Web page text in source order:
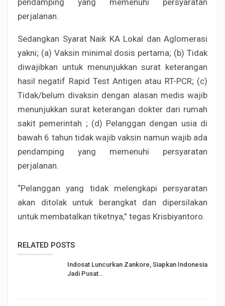
pendamping yang memenuhi persyaratan
perjalanan.
Sedangkan Syarat Naik KA Lokal dan Aglomerasi
yakni; (a) Vaksin minimal dosis pertama; (b) Tidak
diwajibkan untuk menunjukkan surat keterangan
hasil negatif Rapid Test Antigen atau RT-PCR; (c)
Tidak/belum divaksin dengan alasan medis wajib
menunjukkan surat keterangan dokter dari rumah
sakit pemerintah ; (d) Pelanggan dengan usia di
bawah 6 tahun tidak wajib vaksin namun wajib ada
pendamping yang memenuhi persyaratan
perjalanan.
“Pelanggan yang tidak melengkapi persyaratan
akan ditolak untuk berangkat dan dipersilakan
untuk membatalkan tiketnya,” tegas Krisbiyantoro.
RELATED POSTS
Indosat Luncurkan Zankore, Siapkan Indonesia
Jadi Pusat…